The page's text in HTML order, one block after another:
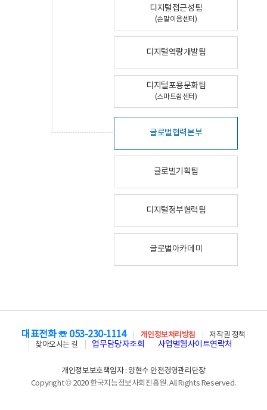
디지털접근성팀
(손말이음센터)
디지털역량개발팀
디지털포용문화팀
(스마트쉼센터)
글로벌협력본부
글로벌기획팀
디지털정부협력팀
글로벌아카데미
대표전화 ☏ 053-230-1114 개인정보처리방침
저작권 정책
찾아오시는 길
업무담당자조회 사업별웹사이트연락처
개인정보보호책임자 : 양현수 안전경영관리단장
Copyright © 2020 한국지능정보사회진흥원. All Rights Reserved.